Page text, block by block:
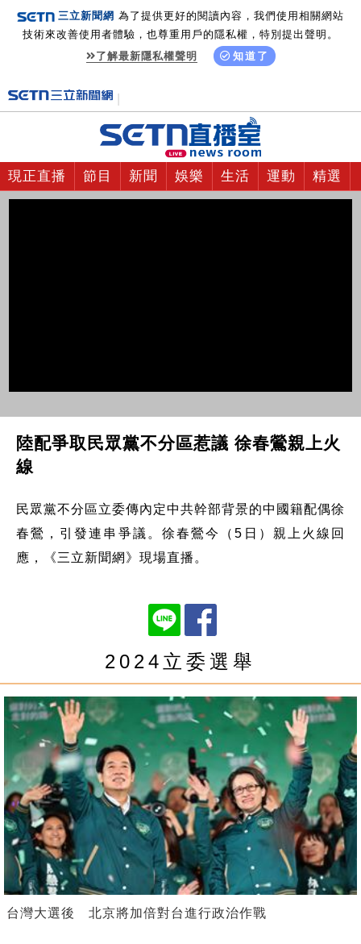
三立新聞網 為了提供更好的閱讀內容，我們使用相關網站
技術來改善使用者體驗，也尊重用戶的隱私權，特別提出聲明。
了解最新隱私權聲明
知道了
現正直播 節目 新聞 娛樂 生活 運動 精選
陸配爭取民眾黨不分區惹議 徐春鶯親上火
線
民眾黨不分區立委傳內定中共幹部背景的中國籍配偶徐
春鶯，引發連串爭議。徐春鶯今（5日）親上火線回
應，《三立新聞網》現場直播。
2024立委選舉
台灣大選後 北京將加倍對台進行政治作戰